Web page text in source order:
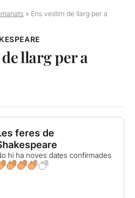
» Ens vestim de llarg per a
llarg per a
feres de
hi ha noves dates confirmades